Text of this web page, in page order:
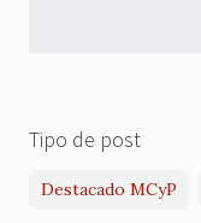
Tipo de post
Destacado MCyP